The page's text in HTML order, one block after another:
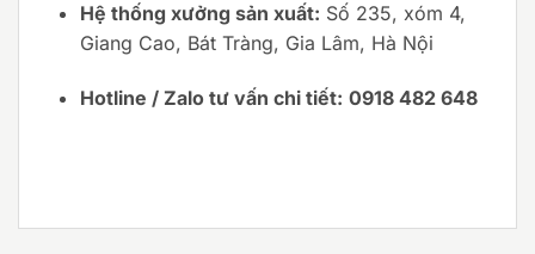
Hệ thống xưởng sản xuất: Số 235, xóm 4,
Giang Cao, Bát Tràng, Gia Lâm, Hà Nội
Hotline / Zalo tư vấn chi tiết: 0918 482 648